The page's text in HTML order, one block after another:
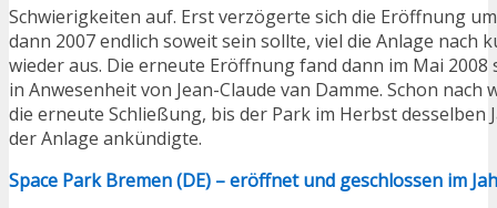
Schwierigkeiten auf. Erst verzögerte sich die Eröffnung
dann 2007 endlich soweit sein sollte, viel die Anlage nach
wieder aus. Die erneute Eröffnung fand dann im Mai
in Anwesenheit von Jean-Claude van Damme. Schon
die erneute Schließung, bis der Park im Herbst desselben
der Anlage ankündigte.
Space Park Bremen (DE) – eröffnet und geschlossen im